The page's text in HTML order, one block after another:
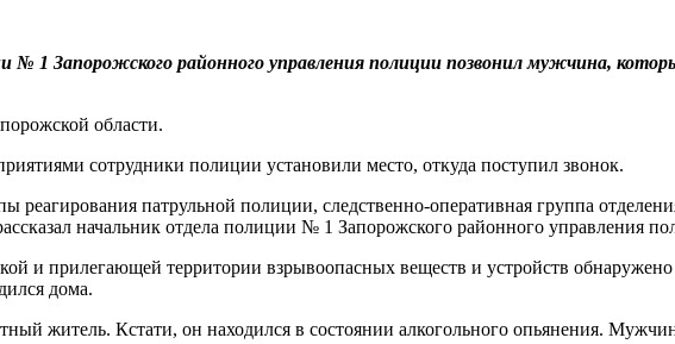
№ 1 Запорожского районного управления полиции позвонил мужчина,
области.
сотрудники полиции установили место, откуда поступил звонок.
реагирования патрульной полиции, следственно-оперативная группа
начальник отдела полиции № 1 Запорожского районного управления
и прилегающей территории взрывоопасных веществ и устройств
дома.
житель. Кстати, он находился в состоянии алкогольного опьянения.